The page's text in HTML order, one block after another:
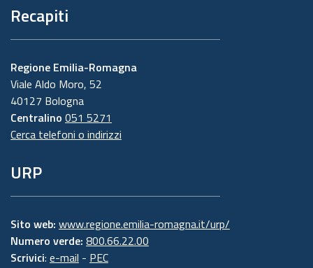
Recapiti
Regione Emilia-Romagna
Viale Aldo Moro, 52
40127 Bologna
Centralino 051 5271
Cerca telefoni o indirizzi
URP
Sito web: www.regione.emilia-romagna.it/urp/
Numero verde: 800.66.22.00
Scrivici: e-mail - PEC